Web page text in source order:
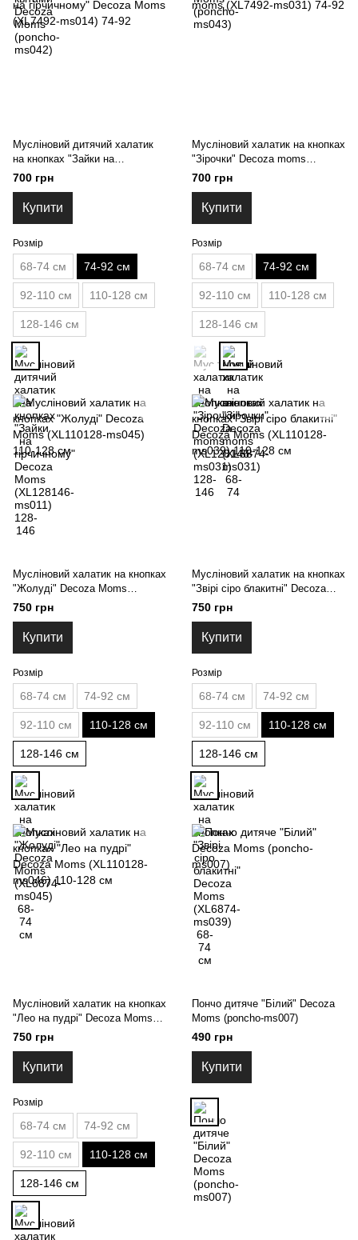
Мусліновий дитячий халатик
на кнопках "Зайки на
гірчичному" Decoza Moms
(XL7492-ms014) 74-92
700 грн
Купити
Розмір
68-74 см 74-92 см
92-110 см 110-128 см
128-146 см
Мусліновий халатик на кнопках
"Зірочки" Decoza moms
(XL7492-ms031) 74-92
700 грн
Купити
Розмір
68-74 см 74-92 см
92-110 см 110-128 см
128-146 см
Мусліновий халатик на кнопках
"Жолуді" Decoza Moms
(XL110128-ms045) 110-128 см
750 грн
Купити
Розмір
68-74 см 74-92 см
92-110 см 110-128 см
128-146 см
Мусліновий халатик на кнопках
"Звірі сіро блакитні" Decoza
Moms (XL110128-ms039) 110-
128 см
750 грн
Купити
Розмір
68-74 см 74-92 см
92-110 см 110-128 см
128-146 см
Мусліновий халатик на кнопках
"Лео на пудрі" Decoza Moms
(XL110128-ms046) 110-128 см
750 грн
Купити
Розмір
68-74 см 74-92 см
92-110 см 110-128 см
128-146 см
Пончо дитяче "Білий" Decoza
Moms (poncho-ms007)
490 грн
Купити